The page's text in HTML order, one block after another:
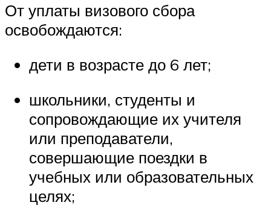
От уплаты визового сбора
освобождаются:
дети в возрасте до 6 лет;
школьники, студенты и
сопровождающие их учителя
или преподаватели,
совершающие поездки в
учебных или образовательных
целях;